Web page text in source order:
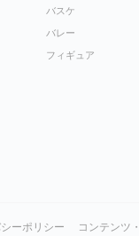
バスケ
バレー
フィギュア
ーポリシー コンテンツ